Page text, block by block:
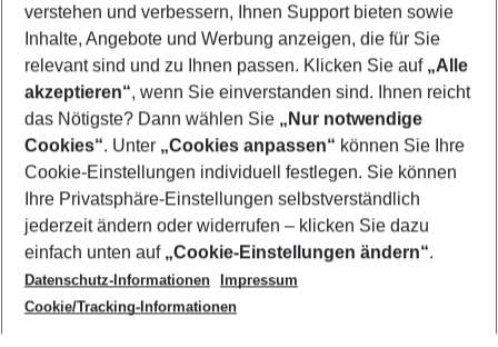
Footer
Footer navigation
Über uns
AGB
Cookie-Einstellungen ändern
Cookie-Richtlinie
Datenschutz
Service & Hilfe
Barrierefreies Reisen
Check-in
Folgen Sie uns
verstehen und verbessern, Ihnen Support bieten sowie
Inhalte, Angebote und Werbung anzeigen, die für Sie
relevant sind und zu Ihnen passen. Klicken Sie auf „Alle
akzeptieren“, wenn Sie einverstanden sind. Ihnen reicht
das Nötigste? Dann wählen Sie „Nur notwendige
Cookies“. Unter „Cookies anpassen“ können Sie Ihre
Cookie-Einstellungen individuell festlegen. Sie können
Ihre Privatsphäre-Einstellungen selbstverständlich
jederzeit ändern oder widerrufen – klicken Sie dazu
einfach unten auf „Cookie-Einstellungen ändern“.
Datenschutz-Informationen
Impressum
Cookie/Tracking-Informationen